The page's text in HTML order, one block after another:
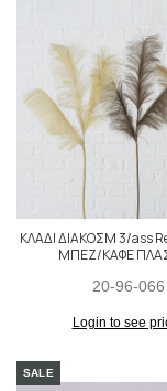
ΚΛΑΔΙ ΔΙΑΚΟΣΜ 3/ass
ΜΠΕΖ/ΚΑΦΕ
20-96-066
Login to see
SALE